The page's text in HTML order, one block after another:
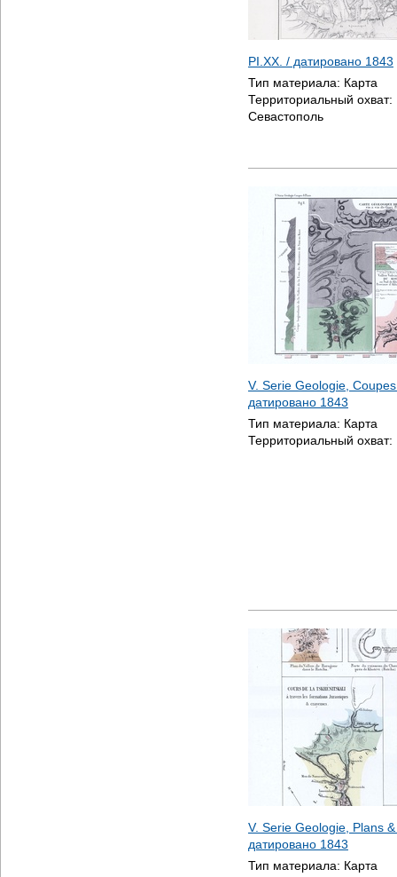
PI.XX. / датировано 1843
Тип материала: Карта
Территориальный охват:
Севастополь
V. Serie Geologie,
датировано 1843
Тип материала: Карта
Территориальный охват:
V. Serie Geologie, Plans
датировано 1843
Тип материала: Карта